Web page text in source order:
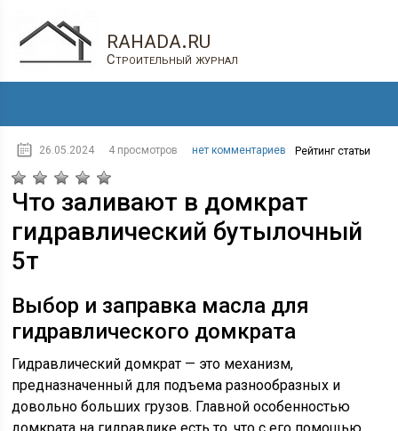
rahada.ru
Строительный журнал
26.05.2024 4 просмотров нет комментариев Рейтинг статьи
Что заливают в домкрат
гидравлический бутылочный
5т
Выбор и заправка масла для
гидравлического домкрата
Гидравлический домкрат — это механизм,
предназначенный для подъема разнообразных и
довольно больших грузов. Главной особенностью